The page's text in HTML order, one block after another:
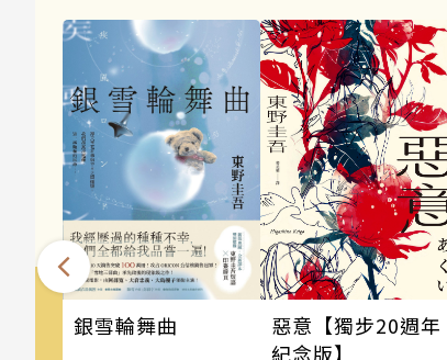
銀雪輪舞曲
惡意【獨步20週年
紀念版】